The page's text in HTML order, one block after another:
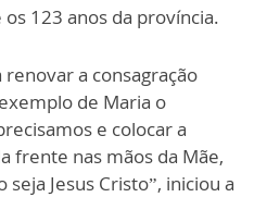
123 anos da província.
a consagração
de Maria o
e colocar a
frente nas mãos da Mãe,
Jesus Cristo”, iniciou a